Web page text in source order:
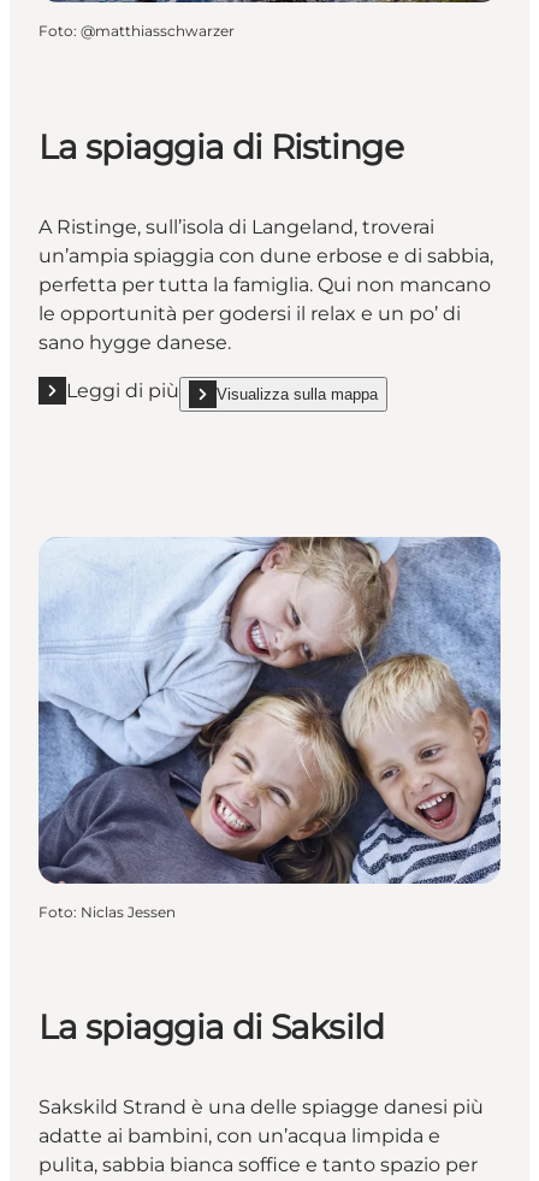
Foto: @matthiasschwarzer
La spiaggia di Ristinge
A Ristinge, sull’isola di Langeland, troverai
un’ampia spiaggia con dune erbose e di sabbia,
perfetta per tutta la famiglia. Qui non mancano
le opportunità per godersi il relax e un po’ di
sano hygge danese.
Leggi di più
Leggi di più "La spiaggia di Ristinge"
Visualizza sulla mappa
show La spiaggia di Ristinge on_map
Foto: Niclas Jessen
La spiaggia di Saksild
Sakskild Strand è una delle spiagge danesi più
adatte ai bambini, con un’acqua limpida e
pulita, sabbia bianca soffice e tanto spazio per